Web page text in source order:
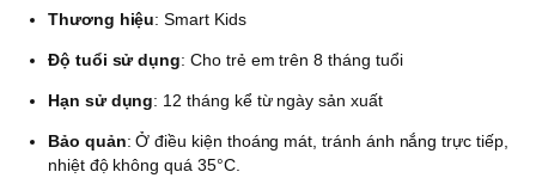
Thương hiệu: Smart Kids
Độ tuổi sử dụng: Cho trẻ em trên 8 tháng tuổi
Hạn sử dụng: 12 tháng kể từ ngày sản xuất
Bảo quản: Ở điều kiện thoáng mát, tránh ánh nắng trực tiếp,
nhiệt độ không quá 35°C.